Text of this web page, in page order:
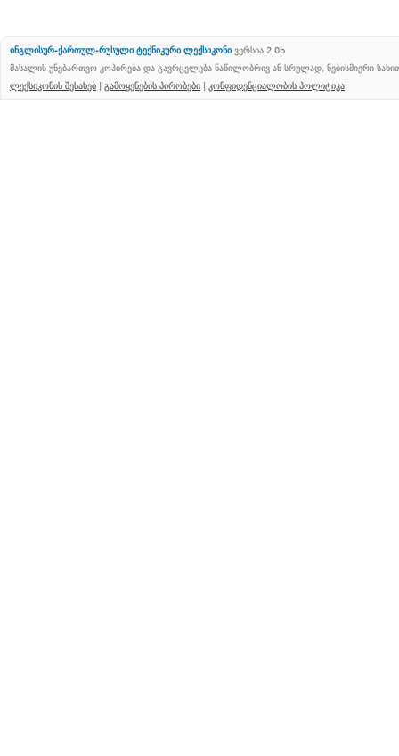
ინგლისურ-ქართულ-რუსული ტექნიკური ლექსიკონი ვერსია 2.0b
მასალის უნებართვო კოპირება და გავრცელება ნაწილობრივ ან სრულად, ნებისმიერი
ლექსიკონის შესახებ | გამოყენების პირობები | კონფიდენციალობის პოლიტიკა